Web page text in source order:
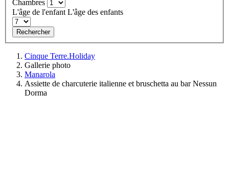
Chambres
L'âge de l'enfant L'âge des enfants
Rechercher
Cinque Terre.Holiday
Gallerie photo
Manarola
Assiette de charcuterie italienne et bruschetta au bar Nessun
Dorma